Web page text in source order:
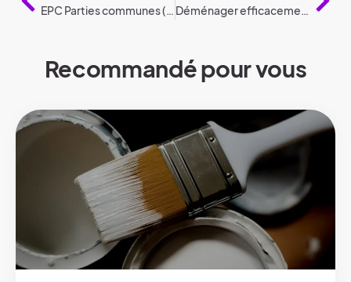
EPC Parties communes (EPC GD)
Déménager efficacement avec votre voiture : 6 conseils
Recommandé pour vous